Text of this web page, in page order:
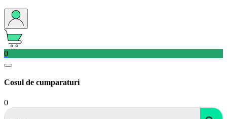
0
Cosul de cumparaturi
0